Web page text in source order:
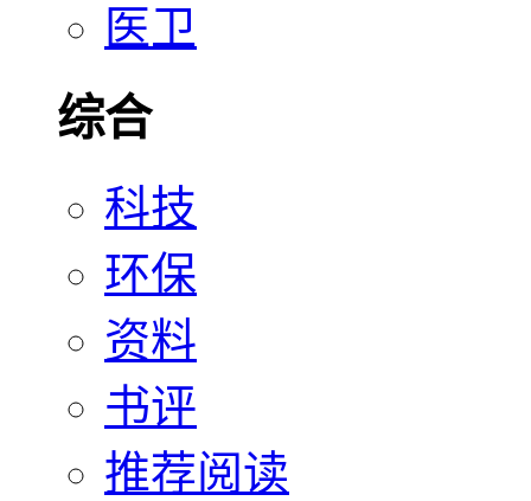
医卫
综合
科技
环保
资料
书评
推荐阅读